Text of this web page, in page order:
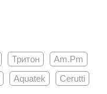
Тритон
Am.Pm
Aquatek
Cerutti